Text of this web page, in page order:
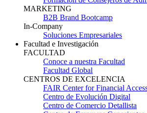
MARKETING
B2B Brand Bootcamp
In-Company
Soluciones Empresariales
Facultad e Investigación
FACULTAD
Conoce a nuestra Facultad
Facultad Global
CENTROS DE EXCELENCIA
FAIR Center for Financial
Centro de Evolución Digital
Centro de Comercio Detallista